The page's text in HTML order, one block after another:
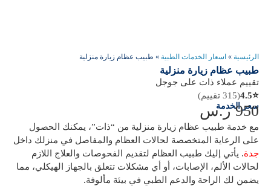
الرئيسية » اسعار الخدمات الطبية » طبيب عظام زيارة منزلية
طبيب عظام زيارة منزلية
تقييم عملاء ذات على جوجل
⭐
4.5(315 تقييم)
سعر الخدمة
950 ر.س
مع خدمة طبيب عظام زيارة منزلية من “ذات”، يمكنك الحصول
على الرعاية المتخصصة لحالات العظام والمفاصل في منزلك داخل
جدة. يأتي إليك طبيب العظام لتقديم الفحوصات والعلاج اللازم
لحالات الألم، الإصابات، أو أي مشكلات تتعلق بالجهاز الهيكلي، مما
يضمن لك الراحة والدعم الطبي في بيئة مألوفة.